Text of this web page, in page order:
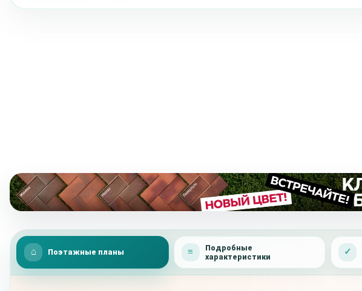
Поэтажные планы
Подробные
характеристики